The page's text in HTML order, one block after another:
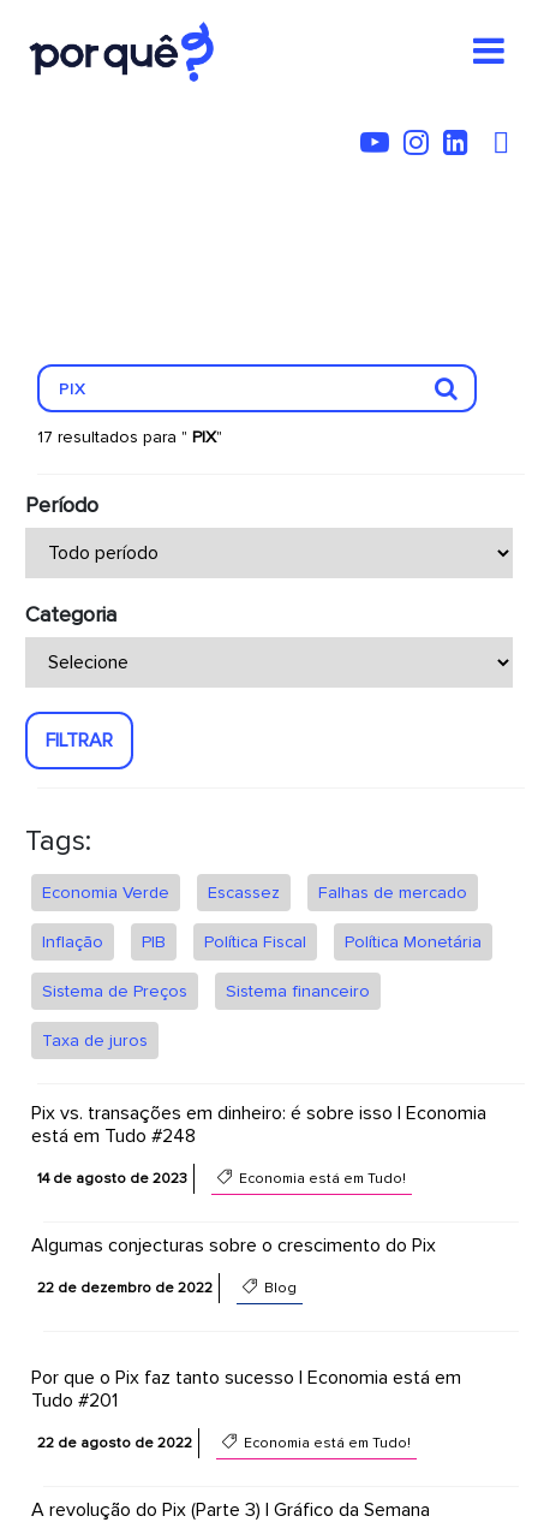
17 resultados para " PIX"
Período
Categoria
FILTRAR
Tags:
Economia Verde Escassez Falhas de mercado
Inflação PIB Política Fiscal Política Monetária
Sistema de Preços Sistema financeiro
Taxa de juros
Pix vs. transações em dinheiro: é sobre isso | Economia
está em Tudo #248
14 de agosto de 2023 Economia está em Tudo!
Algumas conjecturas sobre o crescimento do Pix
22 de dezembro de 2022 Blog
Por que o Pix faz tanto sucesso | Economia está em
Tudo #201
22 de agosto de 2022 Economia está em Tudo!
A revolução do Pix (Parte 3) | Gráfico da Semana